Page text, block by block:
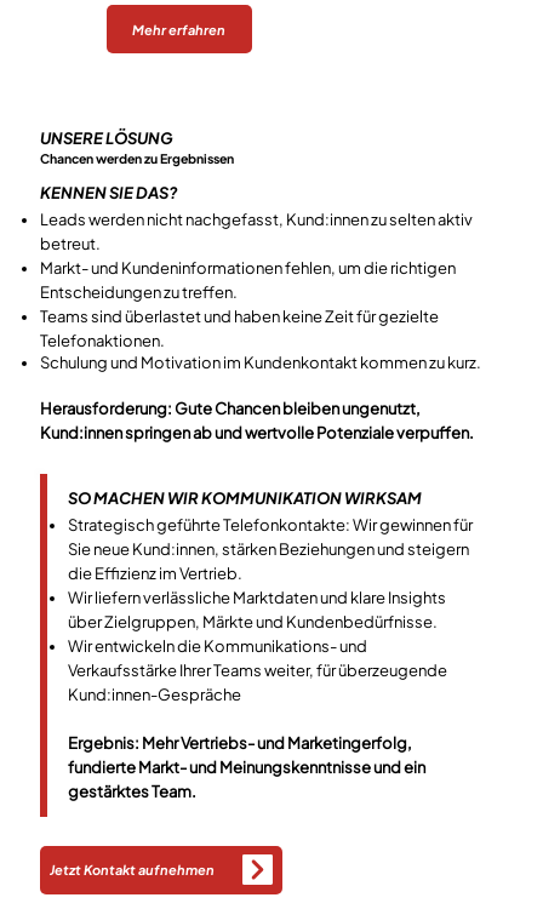
Mehr erfahren
UNSERE LÖSUNG
Chancen werden zu Ergebnissen
KENNEN SIE DAS?
Leads werden nicht nachgefasst, Kund:innen zu selten aktiv
betreut.
Markt- und Kundeninformationen fehlen, um die richtigen
Entscheidungen zu treffen.
Teams sind überlastet und haben keine Zeit für gezielte
Telefonaktionen.
Schulung und Motivation im Kundenkontakt kommen zu kurz.
​​Herausforderung: Gute Chancen bleiben ungenutzt,
Kund:innen springen ab und wertvolle Potenziale verpuffen.
SO MACHEN WIR KOMMUNIKATION WIRKSAM
Strategisch geführte Telefonkontakte: Wir gewinnen für
Sie neue Kund:innen, stärken Beziehungen und steigern
die Effizienz im Vertrieb.
Wir liefern verlässliche Marktdaten und klare Insights
über Zielgruppen, Märkte und Kundenbedürfnisse.
Wir entwickeln die Kommunikations- und
Verkaufsstärke Ihrer Teams weiter, für überzeugende
Kund:innen-Gespräche
Ergebnis: Mehr Vertriebs- und Marketingerfolg,
fundierte Markt- und Meinungskenntnisse und ein
gestärktes Team.
Jetzt Kontakt aufnehmen